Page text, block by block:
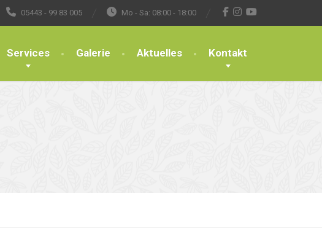
05443 - 99 83 005 Mo - Sa: 08:00 - 18:00
Services Galerie Aktuelles Kontakt